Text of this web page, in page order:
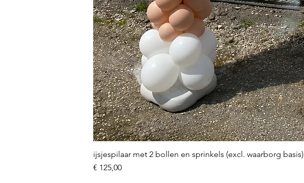
ijsjespilaar met 2 bollen en sprinkels (excl. waarborg basis)
Prijs
€ 125,00